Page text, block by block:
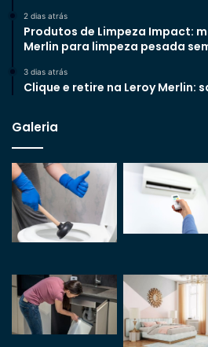
2 dias atrás
Produtos de Limpeza Impact:
Merlin para limpeza pesada
3 dias atrás
Clique e retire na Leroy Merlin:
Galeria